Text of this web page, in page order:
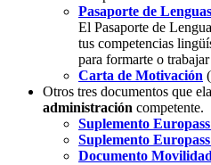
Pasaporte de
El Pasaporte de
tus competencias
para formarte o
Carta de Motivación
Otros tres documentos que
administración competente.
Suplemento
Suplemento
Documento